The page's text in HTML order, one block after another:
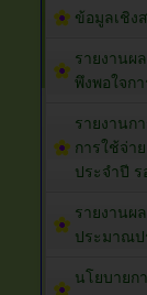
ข้อมูลเชิง
รายงานผ
พึงพอใจก
รายงานก
การใช้จ่า
ประจำปี ร
รายงานผ
ประมาณป
นโยบายก